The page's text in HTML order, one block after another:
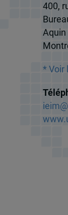
400,
Aquin
* Voir